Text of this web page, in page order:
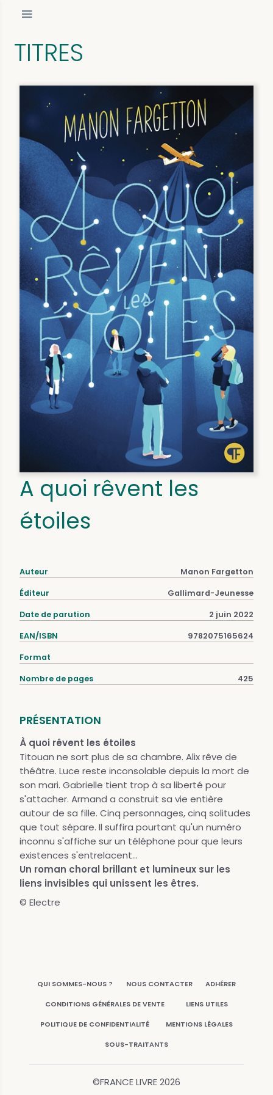
TITRES
A quoi rêvent les
étoiles
Auteur Manon Fargetton
Éditeur Gallimard-Jeunesse
Date de parution 2 juin 2022
EAN/ISBN 9782075165624
Format
Nombre de pages 425
PRÉSENTATION
À quoi rêvent les étoiles
Titouan ne sort plus de sa chambre. Alix rêve de
théâtre. Luce reste inconsolable depuis la mort de
son mari. Gabrielle tient trop à sa liberté pour
s'attacher. Armand a construit sa vie entière
autour de sa fille. Cinq personnages, cinq solitudes
que tout sépare. Il suffira pourtant qu'un numéro
inconnu s'affiche sur un téléphone pour que leurs
existences s'entrelacent...
Un roman choral brillant et lumineux sur les
liens invisibles qui unissent les êtres.
© Electre
QUI SOMMES-NOUS ? NOUS CONTACTER ADHÉRER
CONDITIONS GÉNÉRALES DE VENTE LIENS UTILES
POLITIQUE DE CONFIDENTIALITÉ MENTIONS LÉGALES
SOUS-TRAITANTS
©FRANCE LIVRE2026